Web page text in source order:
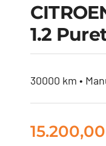
1.2
30000 km •
15.200,00